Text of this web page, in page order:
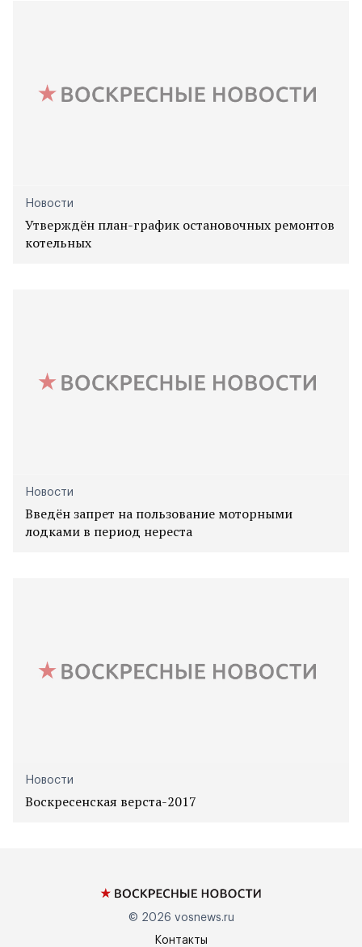
Новости
Утверждён план-график остановочных ремонтов
котельных
Новости
Введён запрет на пользование моторными
лодками в период нереста
Новости
Воскресенская верста-2017
© 2026 vosnews.ru
Контакты